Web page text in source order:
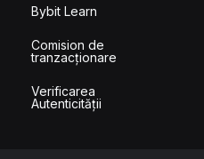
Bybit Learn
Comision de
tranzacționare
Verificarea
Autenticității